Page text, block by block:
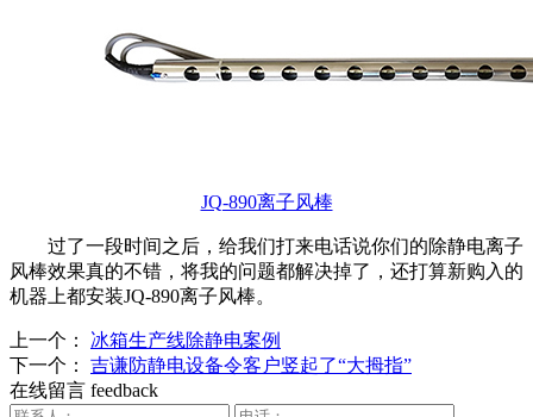
JQ-890离子风棒
过了一段时间之后，给我们打来电话说你们的除静电离子
风棒效果真的不错，将我的问题都解决掉了，还打算新购入的
机器上都安装JQ-890离子风棒。
上一个：
冰箱生产线除静电案例
下一个：
吉谦防静电设备令客户竖起了“大拇指”
在线留言 feedback